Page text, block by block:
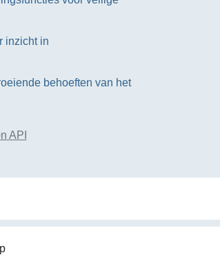
inzicht in
behoeften van het
API